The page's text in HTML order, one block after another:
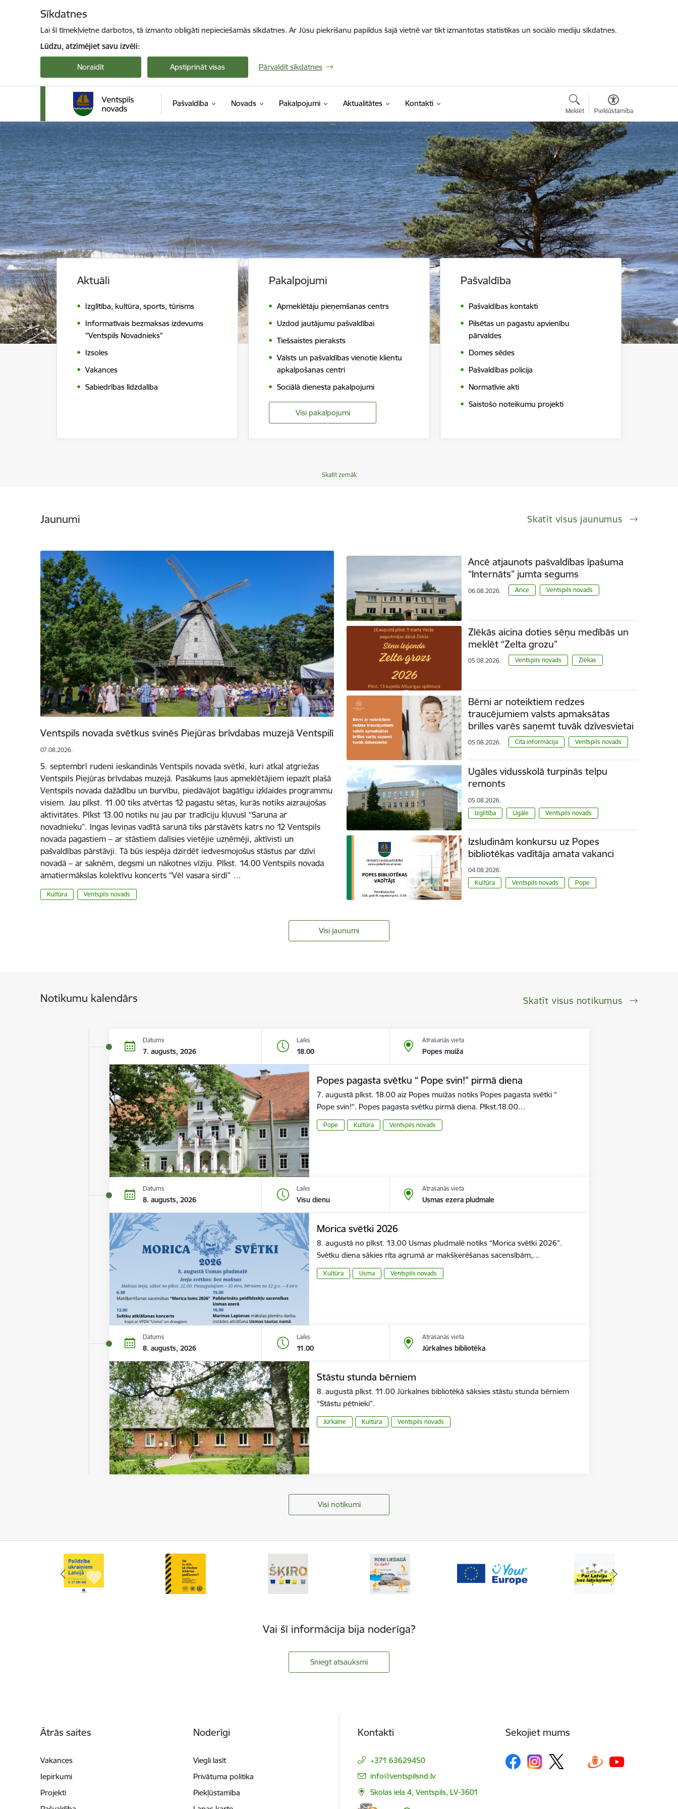
Sīkdatnes
Lai šī tīmekļvietne darbotos, tā izmanto obligāti nepieciešamās sīkdatnes. Ar Jūsu piekrišanu papildus šajā vietnē var tikt izmantotas statistikas un sociālo mediju sīkdatnes.
Lūdzu, atzīmējiet savu izvēli:
Noraidīt Apstiprināt visas Pārvaldīt sīkdatnes
Pašvaldība Novads Pakalpojumi Aktualitātes Kontakti
Meklēt Piekļūstamība
Ventspils novada pašvaldība
Aktuāli
Izglītība, kultūra, sports, tūrisms
Informatīvais bezmaksas izdevums
"Ventspils Novadnieks"
Izsoles
Vakances
Sabiedrības līdzdalība
Pakalpojumi
Apmeklētāju pieņemšanas centrs
Uzdod jautājumu pašvaldībai
Tiešsaistes pieraksts
Valsts un pašvaldības vienotie klientu
apkalpošanas centri
Sociālā dienesta pakalpojumi
Visi pakalpojumi
Pašvaldība
Pašvaldības kontakti
Pilsētas un pagastu apvienību
pārvaldes
Domes sēdes
Pašvaldības policija
Normatīvie akti
Saistošo noteikumu projekti
Skatīt zemāk
Jaunumi Skatīt visus jaunumus
Ventspils novada svētkus svinēs Piejūras brīvdabas muzejā Ventspilī
07.08.2026.
5. septembrī rudeni ieskandinās Ventspils novada svētki, kuri atkal atgriežas
Ventspils Piejūras brīvdabas muzejā. Pasākums ļaus apmeklētājiem iepazīt plašā
Ventspils novada dažādību un burvību, piedāvājot bagātīgu izklaides programmu
visiem. Jau plkst. 11.00 tiks atvērtas 12 pagastu sētas, kurās notiks aizraujošas
aktivitātes. Plkst 13.00 notiks nu jau par tradīciju kļuvusī “Saruna ar
novadnieku”. Ingas Ieviņas vadītā sarunā tiks pārstāvēts katrs no 12 Ventspils
novada pagastiem – ar stāstiem dalīsies vietējie uzņēmēji, aktīvisti un
pašvaldības pārstāvji. Tā būs iespēja dzirdēt iedvesmojošus stāstus par dzīvi
novadā – ar saknēm, degsmi un nākotnes vīziju. Plkst. 14.00 Ventspils novada
amatiermākslas kolektīvu koncerts “Vēl vasara sirdī” …
Kultūra Ventspils novads
Ancē atjaunots pašvaldības īpašuma
“Internāts” jumta segums
06.08.2026. Ance Ventspils novads
Zlēkās aicina doties sēņu medībās un
meklēt “Zelta grozu”
05.08.2026. Ventspils novads Zlēkas
Bērni ar noteiktiem redzes
traucējumiem valsts apmaksātas
brilles varēs saņemt tuvāk dzīvesvietai
05.08.2026. Cita informācija Ventspils novads
Ugāles vidusskolā turpinās telpu
remonts
05.08.2026.
Izglītība
Ugāle Ventspils novads
Izsludinām konkursu uz Popes
bibliotēkas vadītāja amata vakanci
04.08.2026.
Kultūra
Ventspils novads Pope
Visi jaunumi
Notikumu kalendārs Skatīt visus notikumus
Datums
7. augusts, 2026
Laiks
18.00
Atrašanās vieta
Popes muiža
Popes pagasta svētku “ Pope svin!” pirmā diena
7. augustā plkst. 18.00 aiz Popes muižas notiks Popes pagasta svētki “
Pope svin!”. Popes pagasta svētku pirmā diena. Plkst.18.00…
Pope Kultūra Ventspils novads
Datums
8. augusts, 2026
Laiks
Visu dienu
Atrašanās vieta
Usmas ezera pludmale
Morica svētki 2026
8. augustā no plkst. 13.00 Usmas pludmalē notiks “Morica svētki 2026”.
Svētku diena sākies rīta agrumā ar makšķerēšanas sacensībām,…
Kultūra Usma Ventspils novads
Datums
8. augusts, 2026
Laiks
11.00
Atrašanās vieta
Jūrkalnes bibliotēka
Stāstu stunda bērniem
8. augustā plkst. 11.00 Jūrkalnes bibliotēkā sāksies stāstu stunda bērniem
“Stāstu pētnieki”.
Jūrkalne Kultūra Ventspils novads
Visi notikumi
Vai šī informācija bija noderīga?
Sniegt atsauksmi
Ātrās saites
Vakances
Iepirkumi
Projekti
Noderīgi
Viegli lasīt
Privātuma politika
Piekļūstamība
Kontakti
+371 63629450
E-pasts:
info@ventspilsnd.lv
Skolas iela 4, Ventspils, LV-3601
Sekojiet mums